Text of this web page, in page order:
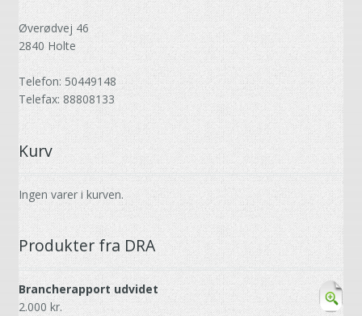
Øverødvej 46
2840 Holte
Telefon: 50449148
Telefax: 88808133
Kurv
Ingen varer i kurven.
Produkter fra DRA
Brancherapport udvidet
2.000 kr.